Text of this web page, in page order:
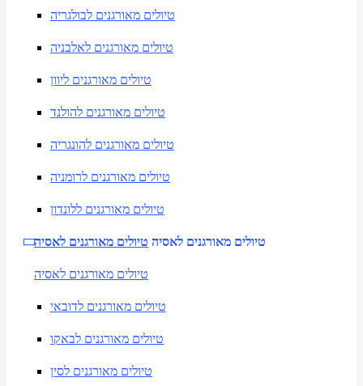
טיולים מאורגנים לבולגריה
טיולים מאורגנים לאלבניה
טיולים מאורגנים ליוון
טיולים מאורגנים להולנד
טיולים מאורגנים להונגריה
טיולים מאורגנים לרומניה
טיולים מאורגנים ללונדון
טיולים מאורגנים לאסיה טיולים מאורגנים לאסיה
טיולים מאורגנים לאסיה
טיולים מאורגנים לדובאי
טיולים מאורגנים לבאקו
טיולים מאורגנים לסין